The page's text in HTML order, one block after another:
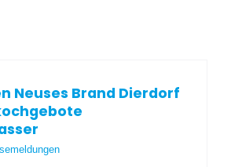
Neuses Brand Dierdorf